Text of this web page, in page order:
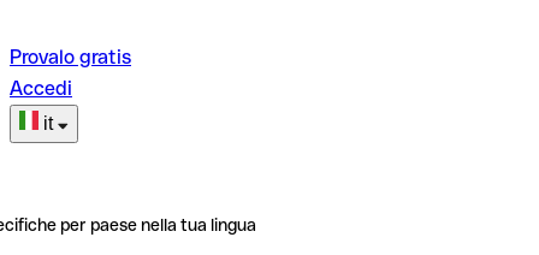
Provalo gratis
Accedi
it
per paese nella tua lingua